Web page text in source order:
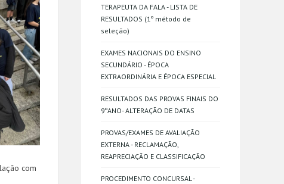
com
TERAPEUTA DA FALA - LISTA DE
RESULTADOS (1º método de
seleção)
EXAMES NACIONAIS DO ENSINO
SECUNDÁRIO - ÉPOCA
EXTRAORDINÁRIA E ÉPOCA ESPECIAL
RESULTADOS DAS PROVAS FINAIS DO
9ºANO- ALTERAÇÃO DE DATAS
PROVAS/EXAMES DE AVALIAÇÃO
EXTERNA - RECLAMAÇÃO,
REAPRECIAÇÃO E CLASSIFICAÇÃO
PROCEDIMENTO CONCURSAL -